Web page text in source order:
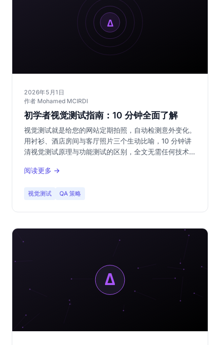
2026年5月1日
作者 Mohamed MCIRDI
初学者视觉测试指南：10 分钟全面了解
视觉测试就是给您的网站定期拍照，自动检测意外变化。
用衬衫、酒店房间与客厅照片三个生动比喻，10 分钟讲
清视觉测试原理与功能测试的区别，全文无需任何技术术
阅读更多 →
视觉测试 QA 策略